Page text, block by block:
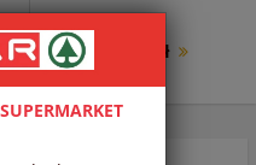
0.00 zł
SUPERMARKET